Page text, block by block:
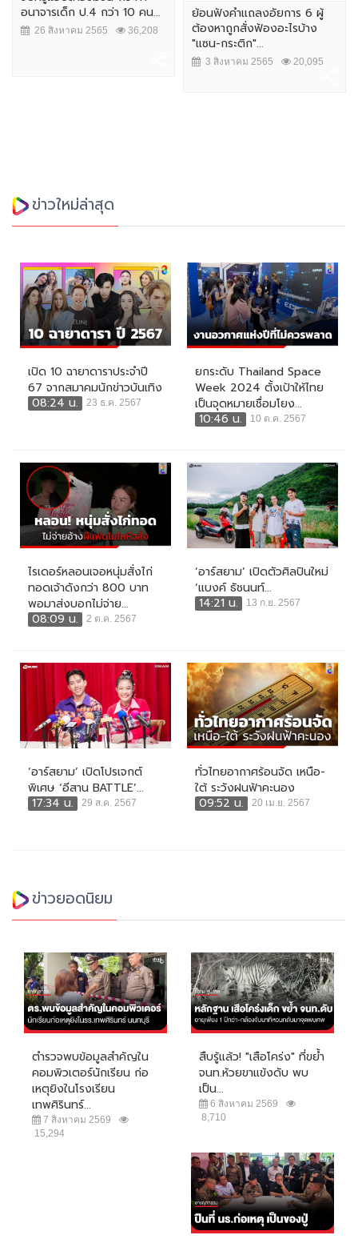
อนาจารเด็ก ป.4 กว่า 10 คน...
26 สิงหาคม 2565 36,208
ย้อนฟังคำเเถลงอัยการ 6 ผู้
ต้องหาถูกสั่งฟ้องอะไรบ้าง
"แซน-กระติก"...
3 สิงหาคม 2565 20,095
ข่าวใหม่ล่าสุด
เปิด 10 ฉายาดาราประจำปี
67 จากสมาคมนักข่าวบันเทิง
08:24 น.
23 ธ.ค. 2567
ยกระดับ Thailand Space
Week 2024 ตั้งเป้าให้ไทย
เป็นจุดหมายเชื่อมโยง...
10:46 น.
10 ต.ค. 2567
ไรเดอร์หลอนเจอหนุ่มสั่งไก่
ทอดเจ้าดังกว่า 800 บาท
พอมาส่งบอกไม่จ่าย...
08:09 น.
2 ต.ค. 2567
‘อาร์สยาม’ เปิดตัวศิลปินใหม่
‘แบงค์ ธัชนนท์...
14:21 น.
13 ก.ย. 2567
‘อาร์สยาม’ เปิดโปรเจกต์
พิเศษ ‘อีสาน BATTLE’...
17:34 น.
29 ส.ค. 2567
ทั่วไทยอากาศร้อนจัด เหนือ-
ใต้ ระวังฝนฟ้าคะนอง
09:52 น.
20 เม.ย. 2567
ข่าวยอดนิยม
ตำรวจพบข้อมูลสำคัญใน
คอมพิวเตอร์นักเรียน ก่อ
เหตุยิงในโรงเรียน
เทพศิรินทร์...
7 สิงหาคม 2569
15,294
สืบรู้แล้ว! "เสือโคร่ง" ที่ขย้ำ
จนท.ห้วยขาแข้งดับ พบ
เป็น...
6 สิงหาคม 2569
8,710